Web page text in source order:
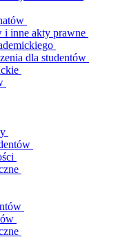
i inne akty prawne
dla studentów